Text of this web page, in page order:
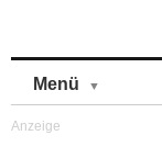
Menü